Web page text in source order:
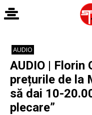
AUDIO
AUDIO | Florin
prețurile de la
să dai 10-
plecare”